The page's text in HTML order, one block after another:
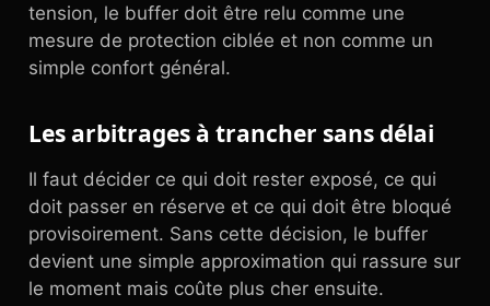
tension, le buffer doit être relu comme une
mesure de protection ciblée et non comme un
simple confort général.
Les arbitrages à trancher sans délai
Il faut décider ce qui doit rester exposé, ce qui
doit passer en réserve et ce qui doit être bloqué
provisoirement. Sans cette décision, le buffer
devient une simple approximation qui rassure sur
le moment mais coûte plus cher ensuite.